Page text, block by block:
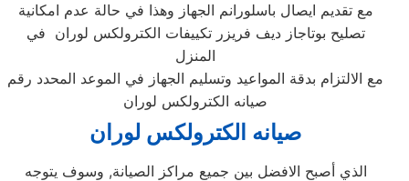
مع تقديم ايصال باسلورانم الجهاز وهذا في حالة عدم امكانية
تصليح بوتاجاز ديف فريزر تكييفات الكترولكس لوران في
المنزل
مع الالتزام بدقة المواعيد وتسليم الجهاز في الموعد المحدد رقم
صيانه الكترولكس لوران
صيانه الكترولكس لوران
الذي أصبح الافضل بين جميع مراكز الصيانة, وسوف يتوجه